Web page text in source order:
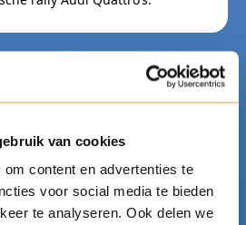
van cookies
content en advertenties te
voor social media te bieden
te analyseren. Ook delen we